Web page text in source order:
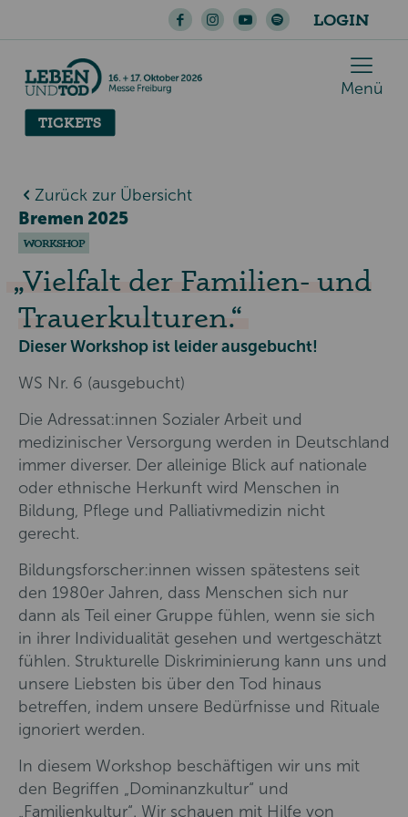
LOGIN
TICKETS
Menü
Zurück zur Übersicht
Bremen 2025
WORKSHOP
Vielfalt der Familien- und
Trauerkulturen.
Dieser Workshop ist leider ausgebucht!
WS Nr. 6 (ausgebucht)
Die Adressat:innen Sozialer Arbeit und
medizinischer Versorgung werden in Deutschland
immer diverser. Der alleinige Blick auf nationale
oder ethnische Herkunft wird Menschen in
Bildung, Pflege und Palliativmedizin nicht
gerecht.
Bildungsforscher:innen wissen spätestens seit
den 1980er Jahren, dass Menschen sich nur
dann als Teil einer Gruppe fühlen, wenn sie sich
in ihrer Individualität gesehen und wertgeschätzt
fühlen. Strukturelle Diskriminierung kann uns und
unsere Liebsten bis über den Tod hinaus
betreffen, indem unsere Bedürfnisse und Rituale
ignoriert werden.
In diesem Workshop beschäftigen wir uns mit
den Begriffen „Dominanzkultur“ und
„Familienkultur“. Wir schauen mit Hilfe von